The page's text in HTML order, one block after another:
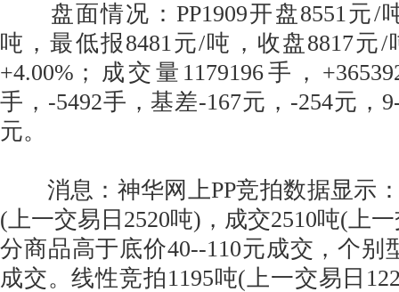
盘面情况：PP1909开盘8551元/
吨，最低报8481元/吨，收盘8817元
+4.00%；成交量1179196手，
手，-5492手，基差-167元，-254元，
元。
消息：神华网上PP竞拍数据显示：
(上一交易日2520吨)，成交2510吨(上
分商品高于底价40--110元成交，个别
成交。线性竞拍1195吨(上一交易日